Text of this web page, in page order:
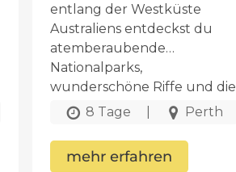
entlang der Westküste
Australiens entdeckst du
atemberaubende
Nationalparks,
wunderschöne Riffe und die
australische Tierwelt
8 Tage Perth
mehr erfahren